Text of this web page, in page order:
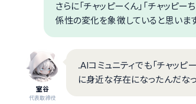
さらに「チャッピーくん」「チャッピ
係性の変化を象徴していると思います
室谷
代表取締役
.AIコミュニティでも「チャッ
に身近な存在になったんだなっ